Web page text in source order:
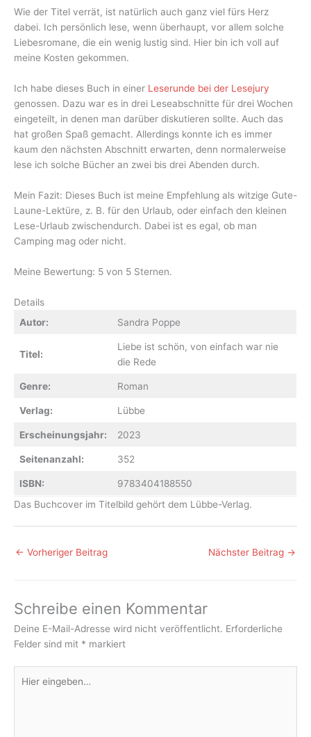
Wie der Titel verrät, ist natürlich auch ganz viel fürs Herz
dabei. Ich persönlich lese, wenn überhaupt, vor allem solche
Liebesromane, die ein wenig lustig sind. Hier bin ich voll auf
meine Kosten gekommen.
Ich habe dieses Buch in einer Leserunde bei der Lesejury
genossen. Dazu war es in drei Leseabschnitte für drei Wochen
eingeteilt, in denen man darüber diskutieren sollte. Auch das
hat großen Spaß gemacht. Allerdings konnte ich es immer
kaum den nächsten Abschnitt erwarten, denn normalerweise
lese ich solche Bücher an zwei bis drei Abenden durch.
Mein Fazit: Dieses Buch ist meine Empfehlung als witzige Gute-
Laune-Lektüre, z. B. für den Urlaub, oder einfach den kleinen
Lese-Urlaub zwischendurch. Dabei ist es egal, ob man
Camping mag oder nicht.
Meine Bewertung: 5 von 5 Sternen.
Details
Autor:
Sandra Poppe
Titel:
Liebe ist schön, von einfach war nie
die Rede
Genre: Roman
Verlag: Lübbe
Erscheinungsjahr: 2023
Seitenanzahl: 352
ISBN:
9783404188550
Das Buchcover im Titelbild gehört dem Lübbe-Verlag.
← Vorheriger Beitrag Nächster Beitrag →
Schreibe einen Kommentar
Deine E-Mail-Adresse wird nicht veröffentlicht. Erforderliche
Felder sind mit * markiert
eingeben…